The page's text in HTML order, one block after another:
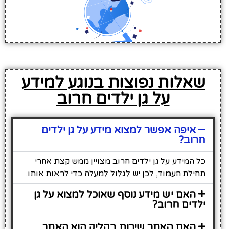
שאלות נפוצות בנוגע למידע
על גן ילדים חרוב
איפה אפשר למצוא מידע על גן ילדים
חרוב?
כל המידע על גן ילדים חרוב מצויין ממש קצת אחרי
תחילת העמוד, לכן יש לגלול למעלה כדי לראות אותו.
האם יש מידע נוסף שאוכל למצוא על גן
ילדים חרוב?